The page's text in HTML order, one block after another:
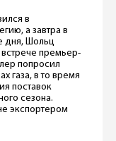
в
а завтра в
дня, Шольц
премьер-
попросил
газа, в то время
поставок
сезона.
экспортером